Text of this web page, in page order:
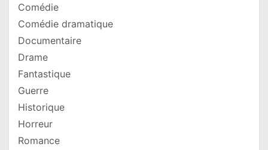
Comédie
Comédie dramatique
Documentaire
Drame
Fantastique
Guerre
Historique
Horreur
Romance